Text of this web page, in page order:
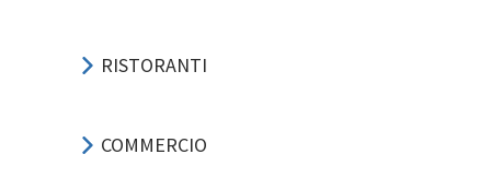
RISTORANTI
COMMERCIO